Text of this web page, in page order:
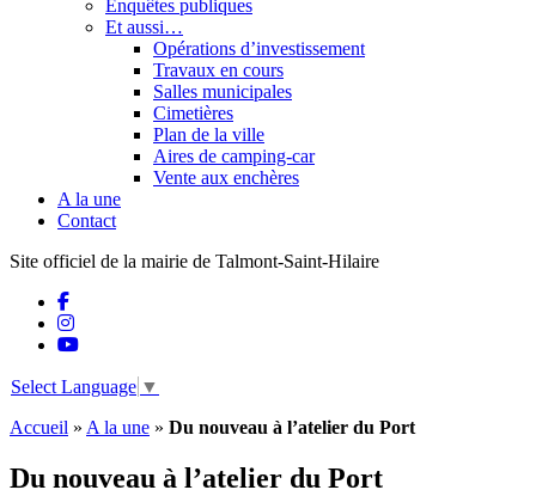
Enquêtes publiques
Et aussi…
Opérations d’investissement
Travaux en cours
Salles municipales
Cimetières
Plan de la ville
Aires de camping-car
Vente aux enchères
A la une
Contact
Site officiel de la mairie de Talmont-Saint-Hilaire
Select Language ▼
Accueil » A la une » Du nouveau à l’atelier du Port
Du nouveau à l’atelier du Port